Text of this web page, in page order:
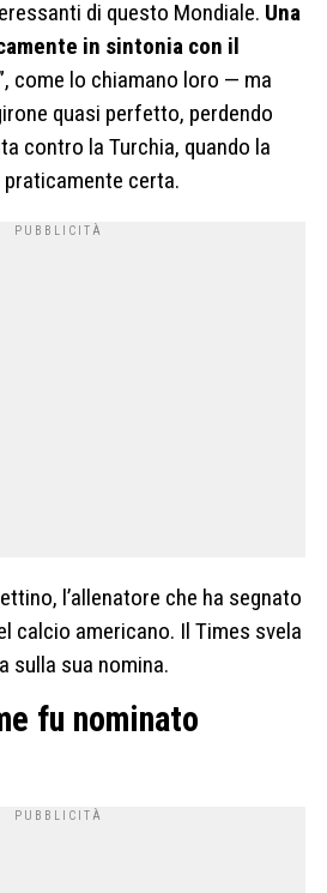
di questo Mondiale. Una
in sintonia con il
come lo chiamano loro — ma
quasi perfetto, perdendo
contro la Turchia, quando la
certa.
l’allenatore che ha segnato
calcio americano. Il Times svela
sulla sua nomina.
fu nominato